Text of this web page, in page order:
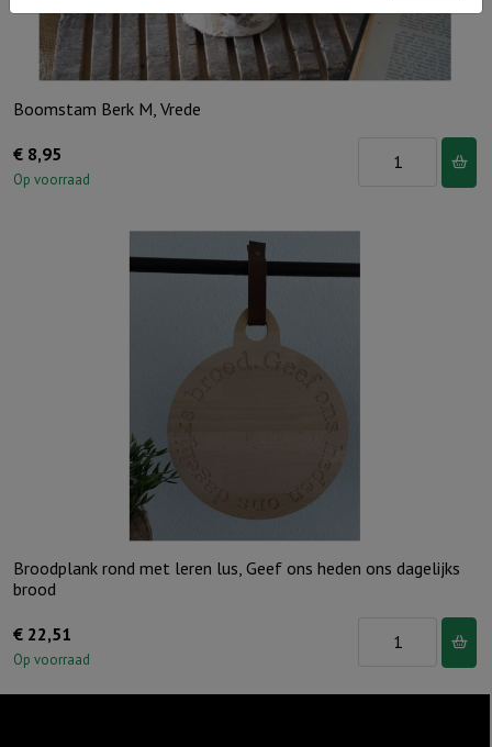
Boomstam Berk M, Vrede
€ 8,95
Op voorraad
aantal
Broodplank rond met leren lus, Geef ons heden ons dagelijks
brood
€ 22,51
Op voorraad
Broodplank
met